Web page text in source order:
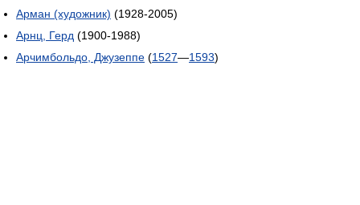
Арман (художник) (1928-2005)
Арнц, Герд (1900-1988)
Арчимбольдо, Джузеппе (1527—1593)